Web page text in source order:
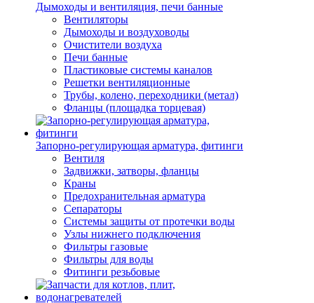
Дымоходы и вентиляция, печи банные
Вентиляторы
Дымоходы и воздуховоды
Очистители воздуха
Печи банные
Пластиковые системы каналов
Решетки вентиляционные
Трубы, колено, переходники (метал)
Фланцы (площадка торцевая)
Запорно-регулирующая арматура, фитинги
Вентиля
Задвижки, затворы, фланцы
Краны
Предохранительная арматура
Сепараторы
Системы защиты от протечки воды
Узлы нижнего подключения
Фильтры газовые
Фильтры для воды
Фитинги резьбовые